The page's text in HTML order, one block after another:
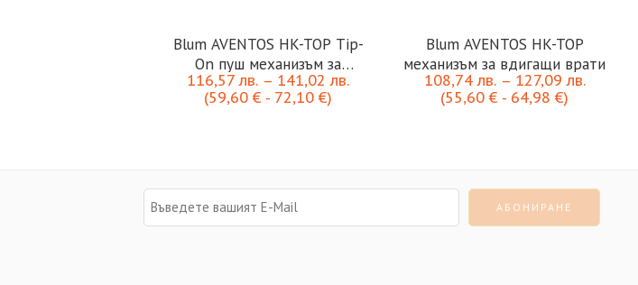
Blum AVENTOS HK-TOP Tip-
On пуш механизъм за
вдигащи врати
116,57лв. – 141,02лв.
(59,60€ - 72,10€)
Blum AVENTOS HK-TOP
механизъм за вдигащи врати
108,74лв. – 127,09лв.
(55,60€ - 64,98€)